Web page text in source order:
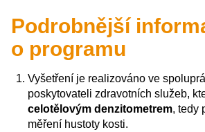
Podrobnější
o programu
Vyšetření je realizováno ve
poskytovateli zdravotních služeb,
celotělovým denzitometrem, tedy
měření hustoty kosti.